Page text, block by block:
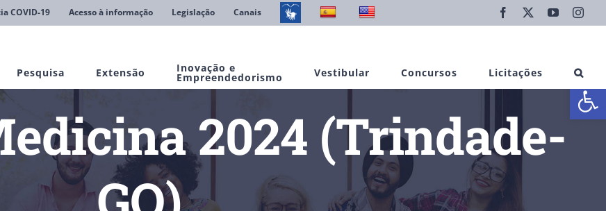
Abrir
COVID-19 Acesso à informação Legislação Canais Facebook YouTube
Pesquisa Extensão Inovação e
Empreendedorismo Vestibular Concursos Licitações
2024 (Trindade-